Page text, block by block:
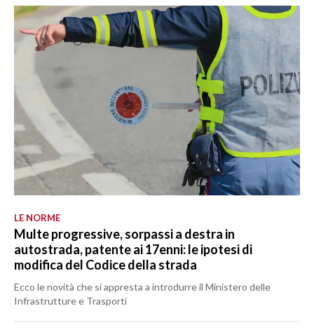
LE NORME
Multe progressive, sorpassi a destra in
autostrada, patente ai 17enni: le ipotesi di
modifica del Codice della strada
Ecco le novità che si appresta a introdurre il Ministero delle
Infrastrutture e Trasporti